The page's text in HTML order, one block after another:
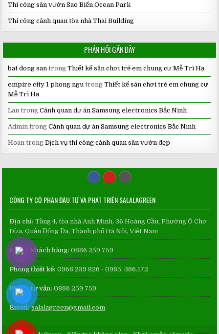
Thi công sân vườn Sao Biển Ocean Park
Thi công cảnh quan tòa nhà Thai Building
PHẢN HỒI GẦN ĐÂY
bat dong san trongThiết kế sân chơi trẻ em chung cư Mễ Trì Hạ
empire city 1 phong ngu trongThiết kế sân chơi trẻ em chung cư
Mễ Trì Hạ
Lan trongCảnh quan dự án Samsung electronics Bắc Ninh
Admin trongCảnh quan dự án Samsung electronics Bắc Ninh
Hoan trongDịch vụ thi công cảnh quan sân vườn đẹp
CÔNG TY CỔ PHẦN ĐẦU TƯ VÀ PHÁT TRIỂN SALALAGREEN
Địa chỉ: Tầng 4, tòa nhà Anh Minh, 36 Hoàng Cầu, Phường Ô Chợ
Dừa, Quận Đống Đa, Thành phố Hà Nội, Việt Nam
Phòng khách hàng: 0886 259 759
Phòng thiết kế: 0968 239 826 - 0985. 386.172
Phòng tư vấn: 0886 259 759
Email: salalagreen@gmail.com